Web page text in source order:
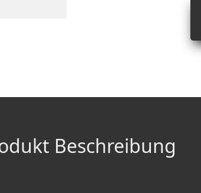
Beschreibung